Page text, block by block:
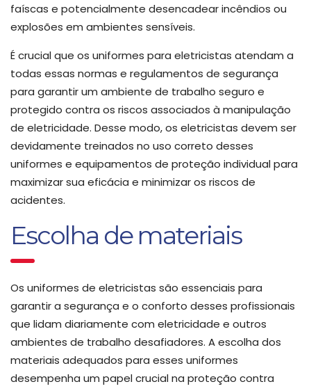
faíscas e potencialmente desencadear incêndios ou
explosões em ambientes sensíveis.
É crucial que os uniformes para eletricistas atendam a
todas essas normas e regulamentos de segurança
para garantir um ambiente de trabalho seguro e
protegido contra os riscos associados à manipulação
de eletricidade. Desse modo, os eletricistas devem ser
devidamente treinados no uso correto desses
uniformes e equipamentos de proteção individual para
maximizar sua eficácia e minimizar os riscos de
acidentes.
Escolha de materiais
Os uniformes de eletricistas são essenciais para
garantir a segurança e o conforto desses profissionais
que lidam diariamente com eletricidade e outros
ambientes de trabalho desafiadores. A escolha dos
materiais adequados para esses uniformes
desempenha um papel crucial na proteção contra